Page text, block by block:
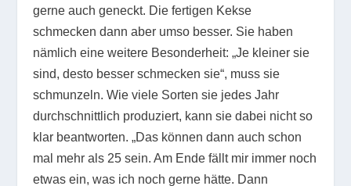
gerne auch geneckt. Die fertigen Kekse
schmecken dann aber umso besser. Sie haben
nämlich eine weitere Besonderheit: „Je kleiner sie
sind, desto besser schmecken sie“, muss sie
schmunzeln. Wie viele Sorten sie jedes Jahr
durchschnittlich produziert, kann sie dabei nicht so
klar beantworten. „Das können dann auch schon
mal mehr als 25 sein. Am Ende fällt mir immer noch
etwas ein, was ich noch gerne hätte. Dann